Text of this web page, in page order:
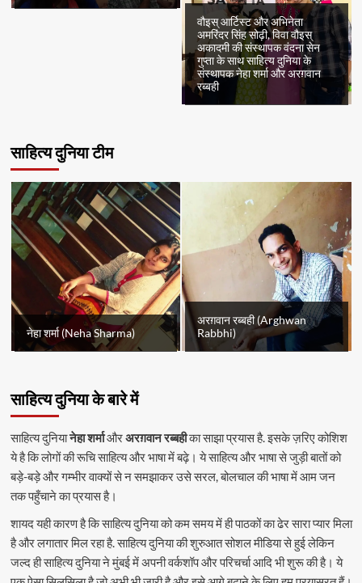
वौइस् आर्टिस्ट और अभिनेता
अमरिंदर सिंह सोढ़ी, विवा वौइस्
अकादमी की संस्थापक वंदना सेन
गुप्ता के साथ साहित्य दुनिया के
संस्थापक नेहा शर्मा और अरग़वान
रब्बही
साहित्य दुनिया टीम
नेहा शर्मा (Neha Sharma)
अरग़वान रब्बही (Arghwan
Rabbhi)
साहित्य दुनिया के बारे में
साहित्य दुनियानेहा शर्माऔरअरग़वान रब्बहीका साझा प्रयास है. इसके ज़रिए कोशिश
ये है कि लोगों की रूचि साहित्य और भाषा में बढ़े। ये साहित्य और भाषा से जुड़ी बातों को
बड़े-बड़े और गम्भीर वाक्यों से न समझाकर उसे सरल, बोलचाल की भाषा में आम जन
तक पहुँचाने का प्रयास है।
शायद यही कारण है कि साहित्य दुनिया को कम समय में ही पाठकों का ढेर सारा प्यार मिला
है और लगातार मिल रहा है. साहित्य दुनिया की शुरुआत सोशल मीडिया से हुई लेकिन
जल्द ही साहित्य दुनिया ने मुंबई में अपनी वर्कशॉप और परिचर्चा आदि भी शुरू की है। ये